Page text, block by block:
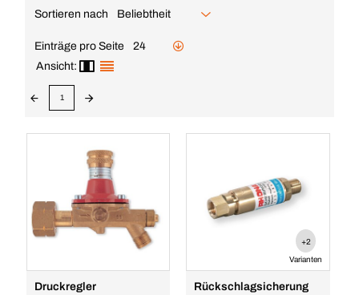
Sortieren nach Beliebtheit
Einträge pro Seite
24
Ansicht:
1
Druckregler
+2
Varianten
Rückschlagsicherung